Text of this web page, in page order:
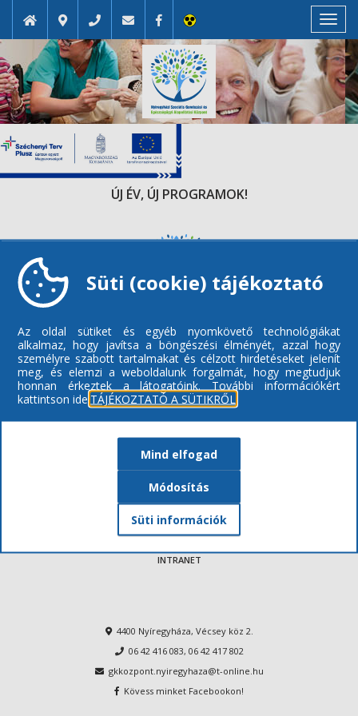
ÚJ ÉV, ÚJ PROGRAMOK!
ENGEDÉLYEZETT EGÉSZSÉGÜGYI SZAKMÁK
IMPRESSZUM
AKADÁLYMENTESÍTÉSI NYILATKOZAT
VISSZAÉLÉSEK BEJELENTÉSE
INTEGRITÁS/PANASZOK/KÖZÉRDEKŰ BEJELENTÉSEK
DOKUMENTUMOK
ADATVÉDELEM / ADATKEZELÉS
ELÉGEDETTSÉGI KÉRDŐÍV
ELLÁTOTT- ÉS BETEGJOGI KÉPVISELŐ
INTRANET
4400 Nyíregyháza, Vécsey köz 2.
06 42 416 083, 06 42 417 802
gkkozpont.nyiregyhaza@t-online.hu
Kövess minket Facebookon!
Süti (cookie) tájékoztató
Az oldal sütiket és egyéb nyomkövető technológiákat
alkalmaz, hogy javítsa a böngészési élményét, azzal hogy
személyre szabott tartalmakat és célzott hirdetéseket jelenít
meg, és elemzi a weboldalunk forgalmát, hogy megtudjuk
honnan érkeztek a látogatóink.
További információkért
kattintson ide:TÁJÉKOZTATÓ A SÜTIKRŐL
Mind elfogad
Módosítás
Süti információk